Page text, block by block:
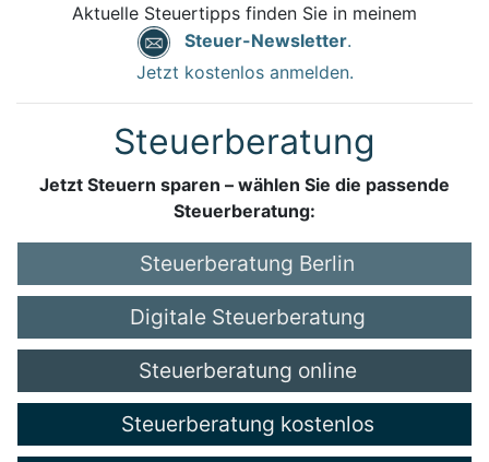
Aktuelle Steuertipps finden Sie in meinem
Steuer-Newsletter.
Jetzt kostenlos anmelden.
Steuerberatung
Jetzt Steuern sparen – wählen Sie die passende
Steuerberatung:
Steuerberatung Berlin
Digitale Steuerberatung
Steuerberatung online
Steuerberatung kostenlos